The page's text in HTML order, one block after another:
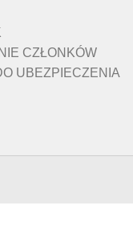
CZŁONKÓW
UBEZPIECZENIA